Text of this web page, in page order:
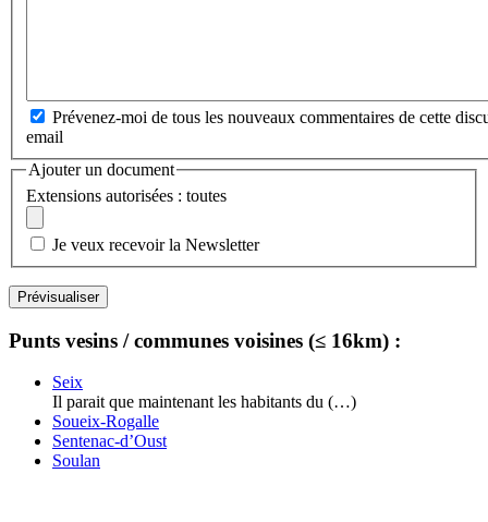
Prévenez-moi de tous les nouveaux commentaires de cette
email
Ajouter un document
Extensions autorisées : toutes
Je veux recevoir la Newsletter
Punts vesins / communes voisines (≤ 16km) :
Seix
Il parait que maintenant les habitants du (…)
Soueix-Rogalle
Sentenac-d’Oust
Soulan